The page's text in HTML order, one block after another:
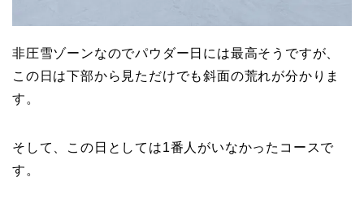
非圧雪ゾーンなのでパウダー日には最高そうですが、
この日は下部から見ただけでも斜面の荒れが分かりま
す。
そして、この日としては1番人がいなかったコースで
す。